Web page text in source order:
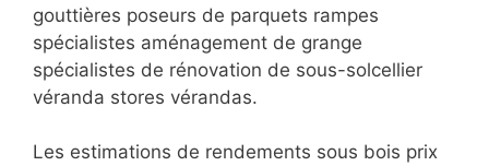
gouttières poseurs de parquets rampes
spécialistes aménagement de grange
spécialistes de rénovation de sous-solcellier
véranda stores vérandas.
Les estimations de rendements sous bois prix